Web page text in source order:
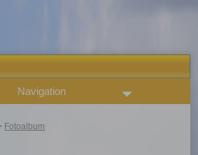
Navigation
Fotoalbum